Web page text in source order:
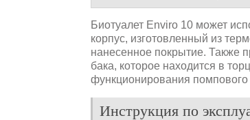
Биотуалет Enviro 10 может
корпус, изготовленный из
нанесенное покрытие. Также
бака, которое находится в
функционирования помпового
Инструкция по